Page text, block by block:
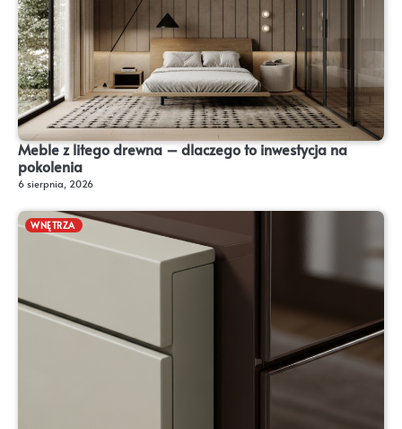
Meble z litego drewna – dlaczego to inwestycja na
pokolenia
6 sierpnia, 2026
WNĘTRZA